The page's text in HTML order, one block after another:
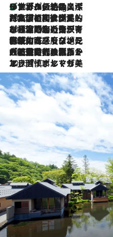
10 Hours Ago
リスボンの絶品スイーツ「パステル・デ・ナタ」とは？ポルトガル伝統の奥深い世界へ
2026.7.27
「私の祖国はポルトガル語です」国民的詩人フェルナンド・ペソアと、彼が愛した文学の街を歩く
2026.7.26
ポルトガル近海が育む極上の海の幸。キリリと冷えた白ワインと愉しむ、シーフード専門店の贅沢
2026.7.22
伝統の味をモダンに昇華。高感度な地元客が集う、リスボンの最旬ガストロノミー
2026.7.21
大航海時代の栄華から、震災、独裁、そして革命へ。ポルトガル・首都リスボンの石畳に刻まれた「歴史の光と影」
2026.7.13
エッセイ・ヤマザキマリ「慎ましくも美しき国 ポルトガル」